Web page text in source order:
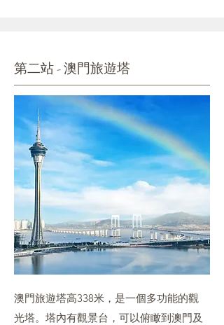
第二站 - 澳門旅遊塔
澳門旅遊塔高338米，是一個多功能的觀
光塔。塔內有觀景台，可以俯瞰到澳門及